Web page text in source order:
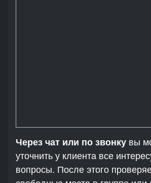
Через чат или по звонку вы
уточнить у клиента все
вопросы. После этого